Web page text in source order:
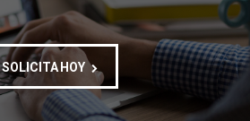
SOLICITA HOY